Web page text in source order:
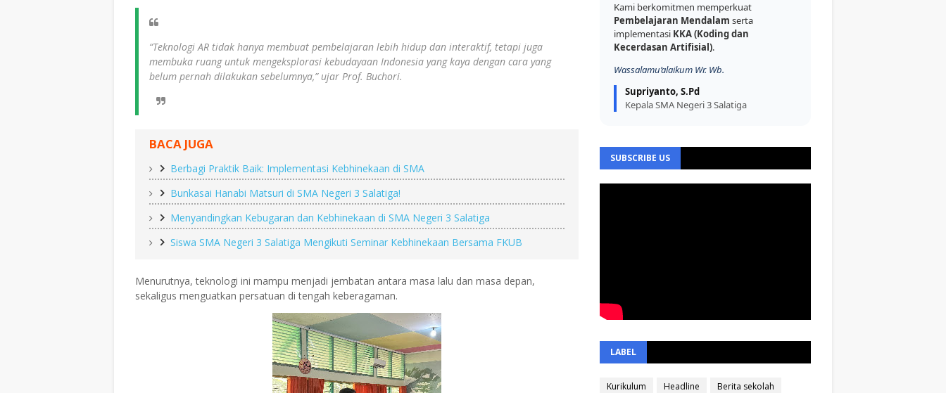
“Teknologi AR tidak hanya membuat pembelajaran lebih hidup dan interaktif, tetapi juga
membuka ruang untuk mengeksplorasi kebudayaan Indonesia yang kaya dengan cara yang
belum pernah dilakukan sebelumnya,” ujar Prof. Buchori.
BACA JUGA
Berbagi Praktik Baik: Implementasi Kebhinekaan di SMA
Bunkasai Hanabi Matsuri di SMA Negeri 3 Salatiga!
Menyandingkan Kebugaran dan Kebhinekaan di SMA Negeri 3 Salatiga
Siswa SMA Negeri 3 Salatiga Mengikuti Seminar Kebhinekaan Bersama FKUB
Menurutnya, teknologi ini mampu menjadi jembatan antara masa lalu dan masa depan,
sekaligus menguatkan persatuan di tengah keberagaman.
Kami berkomitmen memperkuat
Pembelajaran Mendalam serta
implementasi KKA (Koding dan
Kecerdasan Artifisial).
Wassalamu’alaikum Wr. Wb.
Supriyanto, S.Pd
Kepala SMA Negeri 3 Salatiga
SUBSCRIBE US
LABEL
Kurikulum Headline
Berita sekolah